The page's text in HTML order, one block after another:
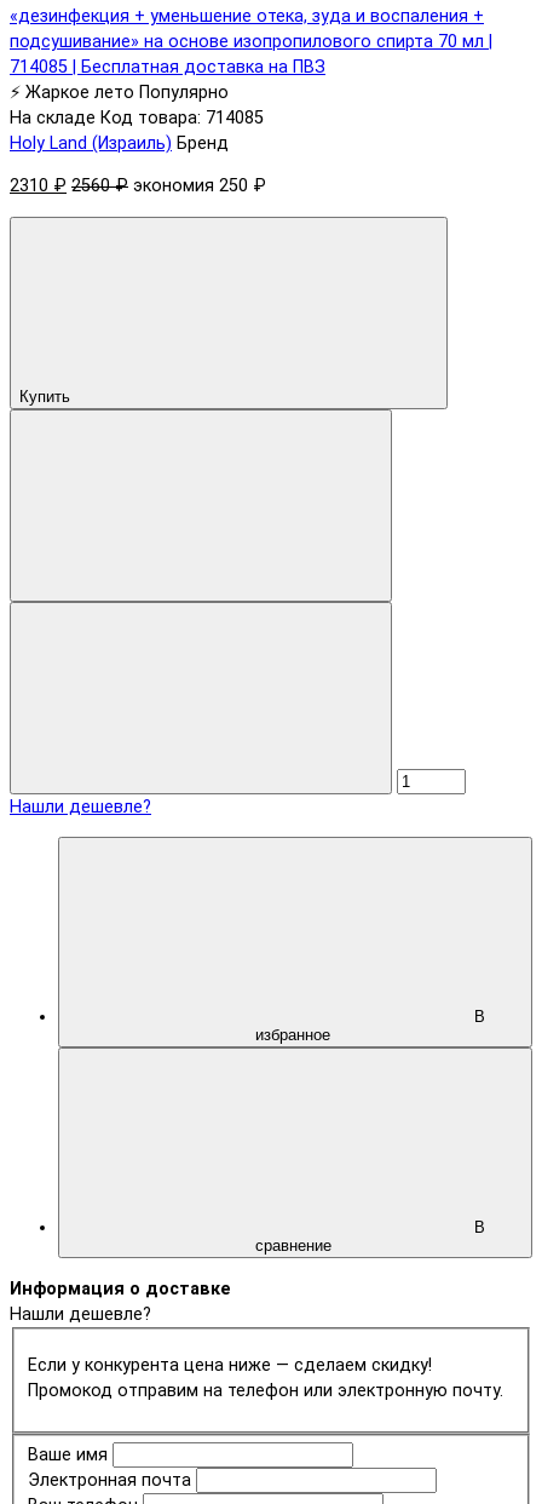
⚡ Жаркое лето Популярно
На складе Код товара: 714085
Holy Land (Израиль) Бренд
2310 ₽ 2560 ₽ экономия 250 ₽
Купить
Нашли дешевле?
В
избранное
В
сравнение
Информация о доставке
Нашли дешевле?
Если у конкурента цена ниже — сделаем скидку!
Промокод отправим на телефон или электронную почту.
Ваше имя
Электронная почта